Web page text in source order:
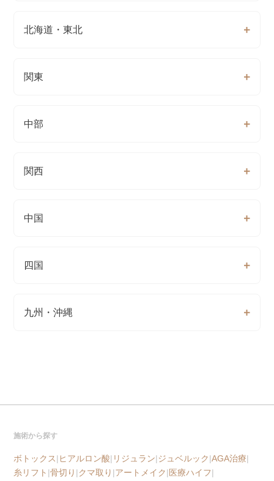
北海道・東北
関東
中部
関西
中国
四国
九州・沖縄
施術から探す
ボトックス|ヒアルロン酸| リジュラン|ジュベルック|AGA治療|
糸リフト |骨切り |クマ取り |アートメイク|医療ハイフ|